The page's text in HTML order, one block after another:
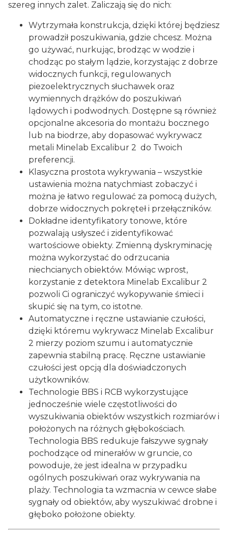
szereg innych zalet. Zaliczają się do nich:
Wytrzymała konstrukcja, dzięki której będziesz
prowadził poszukiwania, gdzie chcesz. Można
go używać, nurkując, brodząc w wodzie i
chodząc po stałym lądzie, korzystając z dobrze
widocznych funkcji, regulowanych
piezoelektrycznych słuchawek oraz
wymiennych drążków do poszukiwań
lądowych i podwodnych. Dostępne są również
opcjonalne akcesoria do montażu bocznego
lub na biodrze, aby dopasować wykrywacz
metali Minelab Excalibur 2 do Twoich
preferencji.
Klasyczna prostota wykrywania – wszystkie
ustawienia można natychmiast zobaczyć i
można je łatwo regulować za pomocą dużych,
dobrze widocznych pokręteł i przełączników.
Dokładne identyfikatory tonowe, które
pozwalają usłyszeć i zidentyfikować
wartościowe obiekty. Zmienną dyskryminację
można wykorzystać do odrzucania
niechcianych obiektów. Mówiąc wprost,
korzystanie z detektora Minelab Excalibur 2
pozwoli Ci ograniczyć wykopywanie śmieci i
skupić się na tym, co istotne.
Automatyczne i ręczne ustawianie czułości,
dzięki któremu wykrywacz Minelab Excalibur
2 mierzy poziom szumu i automatycznie
zapewnia stabilną pracę. Ręczne ustawianie
czułości jest opcją dla doświadczonych
użytkowników.
Technologie BBS i RCB wykorzystujące
jednocześnie wiele częstotliwości do
wyszukiwania obiektów wszystkich rozmiarów i
położonych na różnych głębokościach.
Technologia BBS redukuje fałszywe sygnały
pochodzące od minerałów w gruncie, co
powoduje, że jest idealna w przypadku
ogólnych poszukiwań oraz wykrywania na
plaży. Technologia ta wzmacnia w cewce słabe
sygnały od obiektów, aby wyszukiwać drobne i
głęboko położone obiekty.